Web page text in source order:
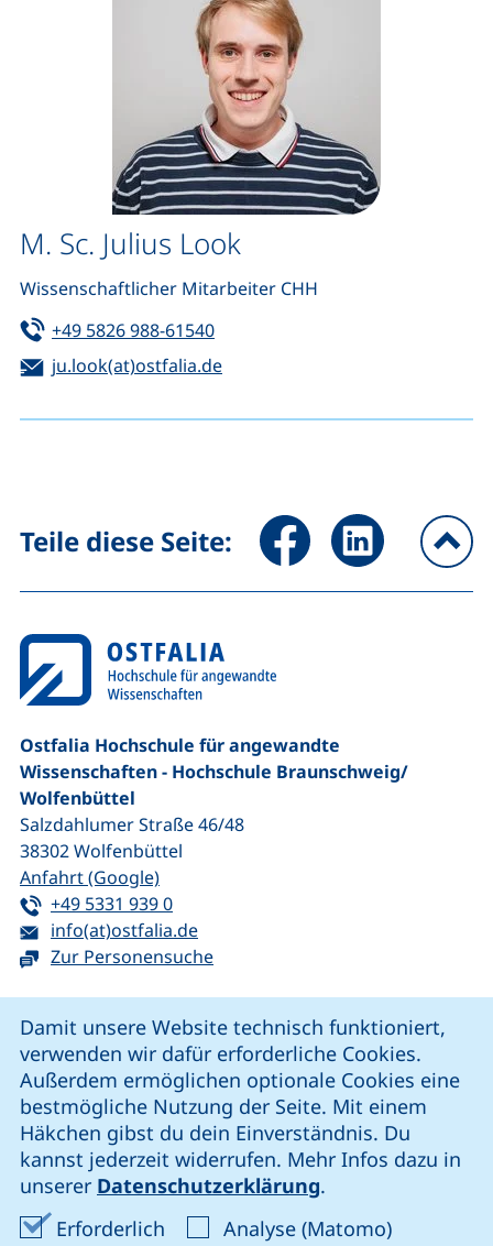
Damit unsere Website technisch funktioniert,
verwenden wir dafür erforderliche Cookies.
Außerdem ermöglichen optionale Cookies eine
bestmögliche Nutzung der Seite. Mit einem
Häkchen gibst du dein Einverständnis. Du
kannst jederzeit widerrufen. Mehr Infos dazu in
unserer Datenschutzerklärung.
Erforderlich Erforderliche Cookies akzeptieren
Analyse (Matomo)Analyse-
M. Sc. Julius Look
Wissenschaftlicher Mitarbeiter CHH
Tel:
+49 5826 988-61540(startet einen Telefonanruf,
E-Mail:
ju.look(at)ostfalia.de(öffnet Ihr E-Mail-Programm)
Teile diese Seite: Seite über Facebook teilen
Seite über
Ostfalia Hochschule für angewandte
Wissenschaften - Hochschule Braunschweig/​
Wolfenbüttel
Salzdahlumer Straße 46/48
38302Wolfenbüttel
Anfahrt (Google)(externer Link, öffnet neues Fenster)
Tel:
+49 5331 939 0(startet einen Telefonanruf, wenn Ihr
E-Mail:
info(at)ostfalia.de(öffnet Ihr E-Mail-Programm)
Zur Personensuche
unsere Facebook-Seite (externer Link, öffnet neues
unsere LinkedIn-Seite (externer Link, öffnet
unsere Instagram-Seite (externer Link,
unsere YouTube-Seite (externer
Cookie-Einstellungen
Impressum
Datenschutz